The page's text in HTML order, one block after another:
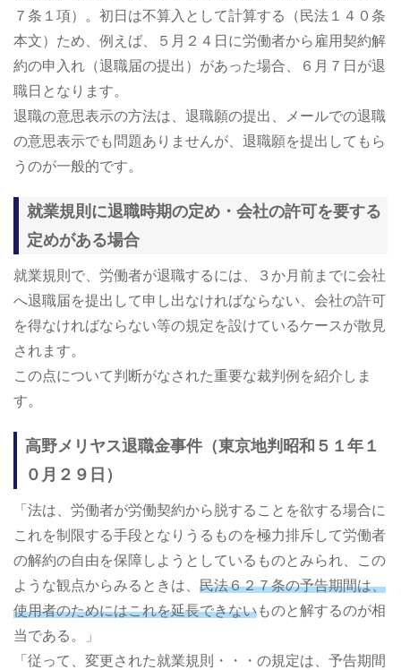
７条１項）。初日は不算入として計算する（民法１４０条
本文）ため、例えば、５月２４日に労働者から雇用契約解
約の申入れ（退職届の提出）があった場合、６月７日が退
職日となります。
退職の意思表示の方法は、退職願の提出、メールでの退職
の意思表示でも問題ありませんが、退職願を提出してもら
うのが一般的です。
就業規則に退職時期の定め・会社の許可を要する
定めがある場合
就業規則で、労働者が退職するには、３か月前までに会社
へ退職届を提出して申し出なければならない、会社の許可
を得なければならない等の規定を設けているケースが散見
されます。
この点について判断がなされた重要な裁判例を紹介しま
す。
高野メリヤス退職金事件（東京地判昭和５１年１
０月２９日）
「法は、労働者が労働契約から脱することを欲する場合に
これを制限する手段となりうるものを極力排斥して労働者
の解約の自由を保障しようとしているものとみられ、この
ような観点からみるときは、 民法６２７条の予告期間は、
使用者のためにはこれを延長できないものと解するのが相
当である。」
「従って、変更された就業規則・・・の規定は、予告期間